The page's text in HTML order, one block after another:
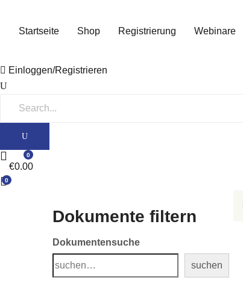
Startseite Shop Registrierung Webinare
Einloggen/Registrieren
0
€0.00
0
Dokumente filtern
Dokumentensuche
suchen